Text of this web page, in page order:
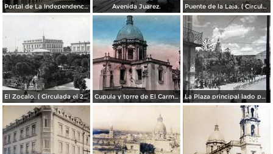
Portal de La Independencia. Avenida Juarez. Puente de la Laja. ( Circulada el 23 de Junio de 1909 ).
El Zocalo. ( Circulada el 23 de Junio de 1909 ). Cupula y torre de El Carmen. ( Circulada el 22 de Agosto de 1943 ). La Plaza principal lado poniente.